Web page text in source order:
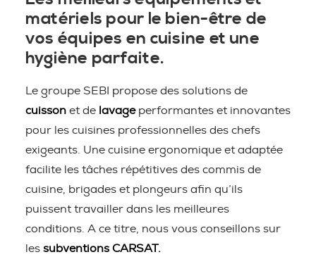
matériels pour le bien-être de
vos équipes en cuisine et une
hygiène parfaite.
Le groupe SEBI propose des solutions de
cuisson et de lavageperformantes et innovantes
pour les cuisines professionnelles des chefs
exigeants. Une cuisine ergonomique et adaptée
facilite les tâches répétitives des commis de
cuisine, brigades et plongeurs afin qu’ils
puissent travailler dans les meilleures
conditions. A ce titre, nous vous conseillons sur
les subventions CARSAT.